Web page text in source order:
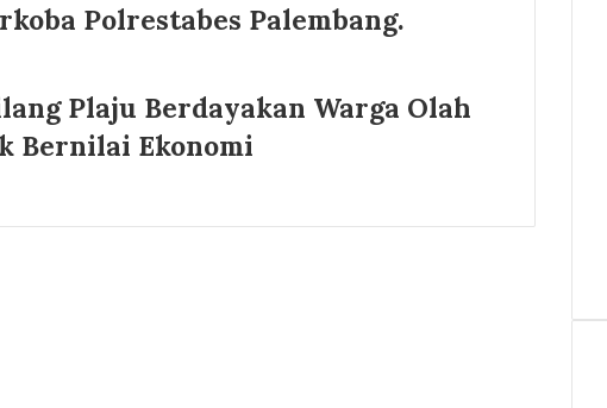
Polrestabes Palembang.
Plaju Berdayakan Warga Olah
Bernilai Ekonomi